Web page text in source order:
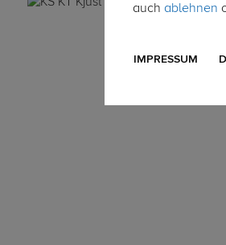
auch ablehnen
IMPRESSUM